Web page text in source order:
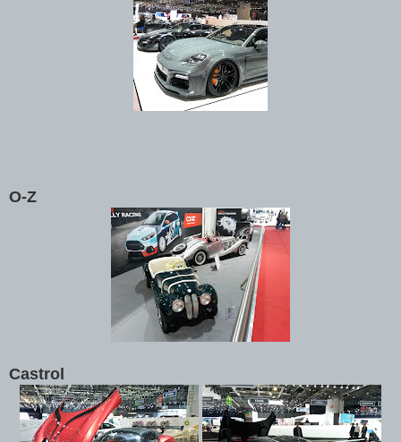
O-Z
Castrol